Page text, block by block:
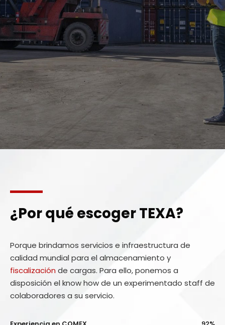
¿Por qué escoger TEXA?
Porque brindamos servicios e infraestructura de
calidad mundial para el almacenamiento y
fiscalización de cargas. Para ello, ponemos a
disposición el know how de un experimentado staff de
colaboradores a su servicio.